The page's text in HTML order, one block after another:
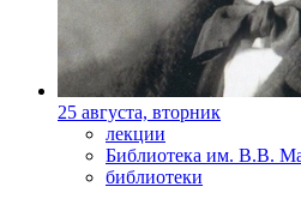
25 августа, вторник
лекции
Библиотека им. В.В.
библиотеки